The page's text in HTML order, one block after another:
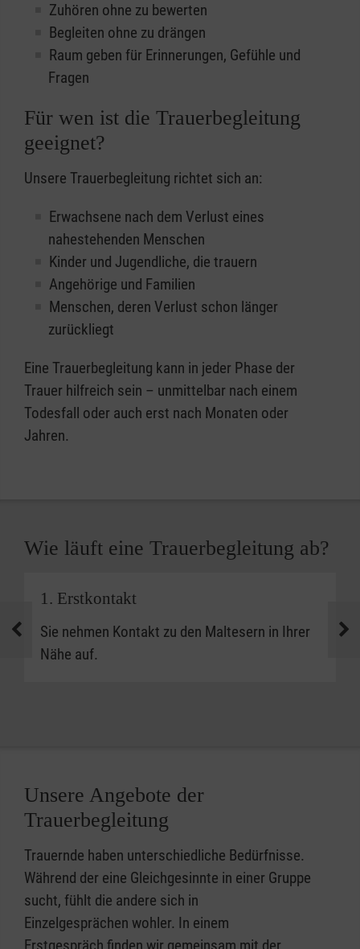
Zuhören ohne zu bewerten
Begleiten ohne zu drängen
Raum geben für Erinnerungen, Gefühle und
Fragen
Für wen ist die Trauerbegleitung
geeignet?
Unsere Trauerbegleitung richtet sich an:
Erwachsene nach dem Verlust eines
nahestehenden Menschen
Kinder und Jugendliche, die trauern
Angehörige und Familien
Menschen, deren Verlust schon länger
zurückliegt
Eine Trauerbegleitung kann in jeder Phase der
Trauer hilfreich sein – unmittelbar nach einem
Todesfall oder auch erst nach Monaten oder
Jahren.
Wie läuft eine Trauerbegleitung ab?
1. Erstkontakt
Sie nehmen Kontakt zu den Maltesern in Ihrer
Nähe auf.
Unsere Angebote der
Trauerbegleitung
Trauernde haben unterschiedliche Bedürfnisse.
Während der eine Gleichgesinnte in einer Gruppe
sucht, fühlt die andere sich in
Einzelgesprächen wohler. In einem